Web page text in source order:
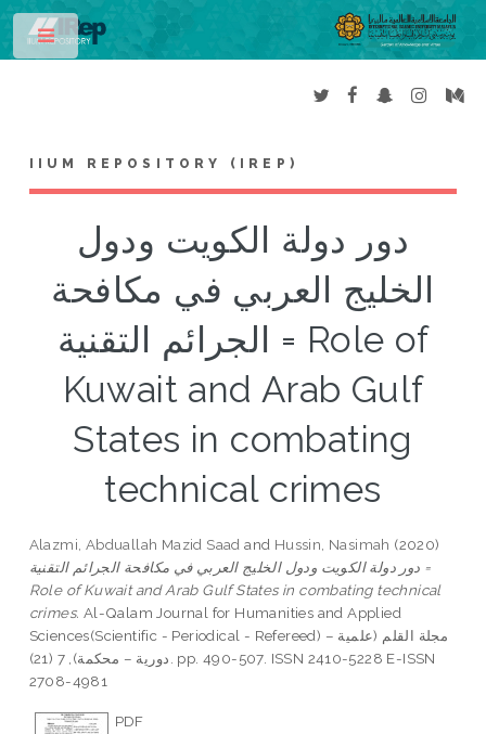
IIUM REPOSITORY (IREP)
دور دولة الكويت ودول
الخليج العربي في مكافحة
الجرائم التقنية = Role of
Kuwait and Arab Gulf
States in combating
technical crimes
Alazmi, Abduallah Mazid Saad and Hussin, Nasimah (2020)
دور دولة الكويت ودول الخليج العربي في مكافحة الجرائم التقنية =
Role of Kuwait and Arab Gulf States in combating technical
crimes. Al-Qalam Journal for Humanities and Applied
Sciences(Scientific - Periodical - Refereed) مجلة القلم (علمية –
دورية – محكمة), 7 (21). pp. 490-507. ISSN 2410-5228 E-ISSN
2708-4981
PDF
Toggle